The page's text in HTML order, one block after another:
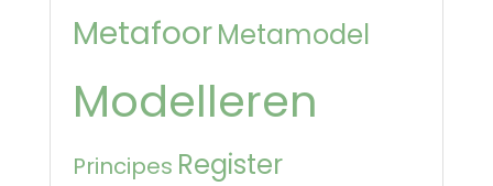
MetafoorMetamodel
Modelleren
Principes Register